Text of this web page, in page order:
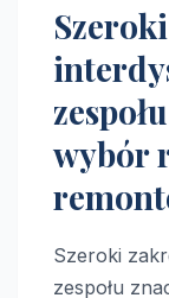
wybór
Szeroki
zespołu